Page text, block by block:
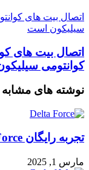
اتصال بیت های
سیلیکون است
اتصال بیت های
کوانتومی
نوشته های مشابه
تجربه رایگان Delta Force هم‌اکنون روی PC
مارس 1, 2025